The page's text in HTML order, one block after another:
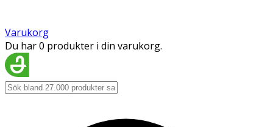
Varukorg
Du har 0 produkter i din varukorg.